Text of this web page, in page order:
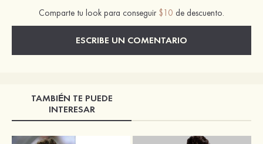
Comparte tu look para conseguir $10 de descuento.
ESCRIBE UN COMENTARIO
TAMBIÉN TE PUEDE
INTERESAR